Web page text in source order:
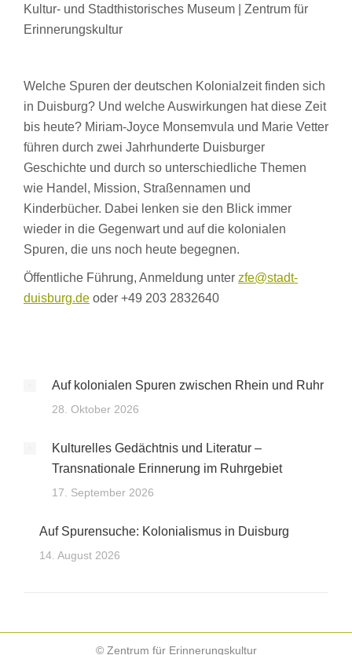
Kultur- und Stadthistorisches Museum | Zentrum für
Erinnerungskultur
Welche Spuren der deutschen Kolonialzeit finden sich
in Duisburg? Und welche Auswirkungen hat diese Zeit
bis heute? Miriam-Joyce Monsemvula und Marie Vetter
führen durch zwei Jahrhunderte Duisburger
Geschichte und durch so unterschiedliche Themen
wie Handel, Mission, Straßennamen und
Kinderbücher. Dabei lenken sie den Blick immer
wieder in die Gegenwart und auf die kolonialen
Spuren, die uns noch heute begegnen.
Öffentliche Führung, Anmeldung unter zfe@stadt-
duisburg.de oder +49 203 2832640
Auf kolonialen Spuren zwischen Rhein und Ruhr
28. Oktober 2026
Kulturelles Gedächtnis und Literatur –
Transnationale Erinnerung im Ruhrgebiet
17. September 2026
Auf Spurensuche: Kolonialismus in Duisburg
14. August 2026
© Zentrum für Erinnerungskultur